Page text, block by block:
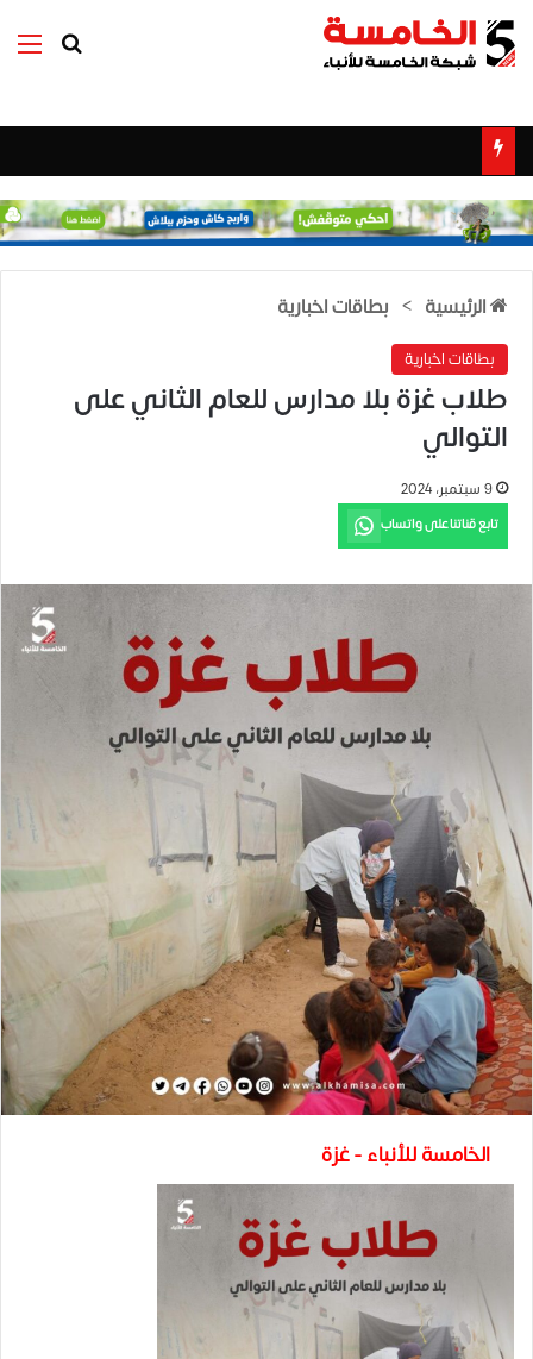
بحث عن
الرئيسية > بطاقات اخبارية
بطاقات اخبارية
طلاب غزة بلا مدارس للعام الثاني على
التوالي
9 سبتمبر، 2024
تابع قناتنا على واتساب
الخامسة للأنباء - غزة